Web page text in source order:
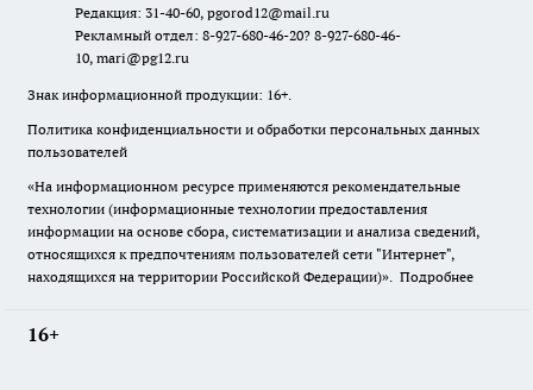
Редакция: 31-40-60, pgorod12@mail.ru
Рекламный отдел: 8-927-680-46-20? 8-927-680-46-
10, mari@pg12.ru
Знак информационной продукции: 16+.
Политика конфиденциальности и обработки персональных данных
пользователей
«На информационном ресурсе применяются рекомендательные
технологии (информационные технологии предоставления
информации на основе сбора, систематизации и анализа сведений,
относящихся к предпочтениям пользователей сети "Интернет",
находящихся на территории Российской Федерации)». Подробнее
16+